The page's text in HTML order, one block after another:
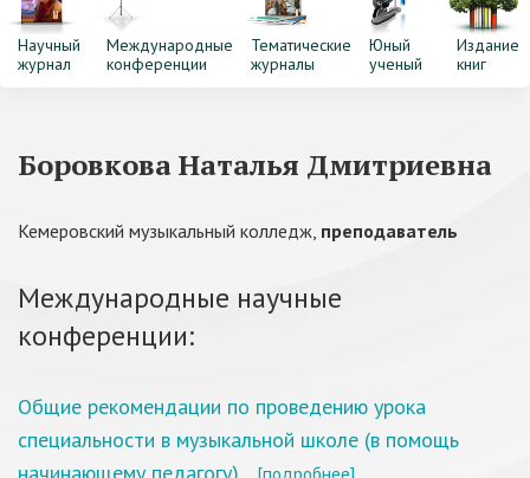
Научный
журнал
Международные
конференции
Тематические
журналы
Юный
ученый
Издание
книг
Боровкова Наталья Дмитриевна
Кемеровский музыкальный колледж, преподаватель
Международные научные
конференции:
Общие рекомендации по проведению урока
специальности в музыкальной школе (в помощь
[подробнее]